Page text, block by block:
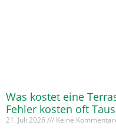
Was kostet eine
Fehler kosten oft
21. Juli 2026 Keine